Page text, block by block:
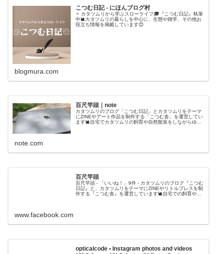
こつむ日記 - にほんブログ村
✧ カタツムリから学ぶスローライフ🎓『こつむ日記』執筆
中🐌カタツムリの暮らしを中心に、生態や雑学、その他お
役立ち情報を掲載しています😊
blogmura.com
百尺竿頭｜note
カタツムリのブログ「こつむ日記」とカタツムリをテーマ
にZINEやアート作品を制作する「こつむ舎」を運営してい
ます🐌自宅でカタツムリの飼育や自然散策をしながらゆっ
note.com
百尺竿頭
百尺竿頭 - 「いいね！」9件 - カタツムリのブログ『こつむ
日記』と、カタツムリをテーマにZINEやリトルプレスを制
作する『こつむ舎』を運営しています🐌自宅での飼育や自
www.facebook.com
opticalcode • Instagram photos and videos